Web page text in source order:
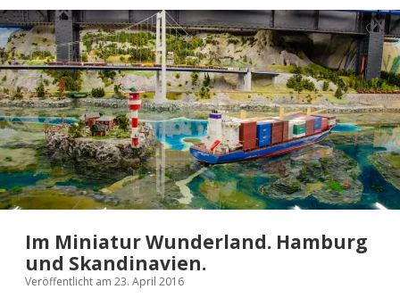
land.
Amerika.
Im Miniatur Wunderland. Hamburg
und Skandinavien.
Veröffentlicht am 23. April 2016